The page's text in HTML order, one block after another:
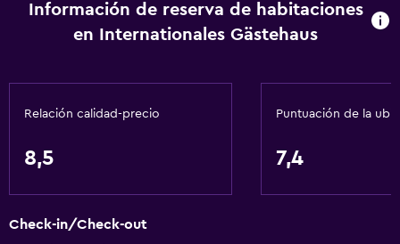
Información de reserva de habitaciones
en Internationales Gästehaus
Relación calidad-precio
8,5
Puntuación de la
7,4
Check-in/Check-out